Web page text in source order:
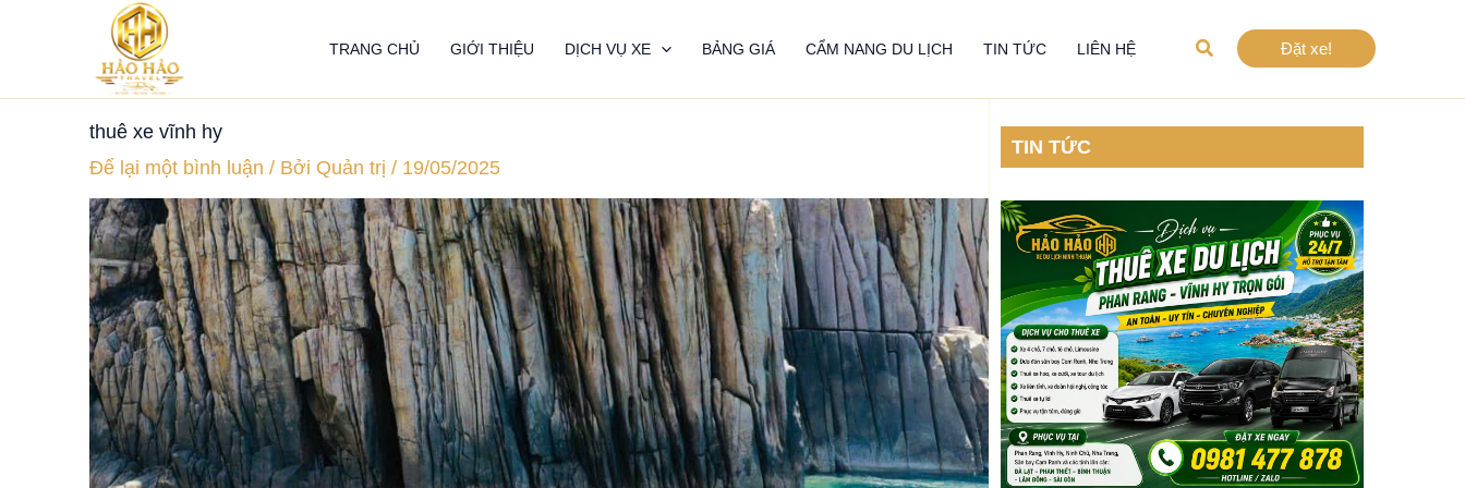
dung
TRANG CHỦ GIỚI THIỆU DỊCH VỤ XE BẢNG GIÁ CẨM NANG DU LỊCH TIN TỨC LIÊN HỆ
Tìm
Đặt xe!
thuê xe vĩnh hy
Để lại một bình luận / Bởi Quản trị / 19/05/2025
TIN TỨC